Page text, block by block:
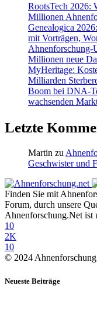
RootsTech 2026:
Millionen
Genealogica
mit Vorträgen,
Ahnenforschung-
Millionen neue
MyHeritage:
Milliarden
Boom bei DNA-
wachsenden
Letzte
Martin zu
Geschwister und
Finden Sie mit
Forum, durch unsere
Ahnenforschung.Net ist
10
2K
10
© 2024
Neueste Beiträge